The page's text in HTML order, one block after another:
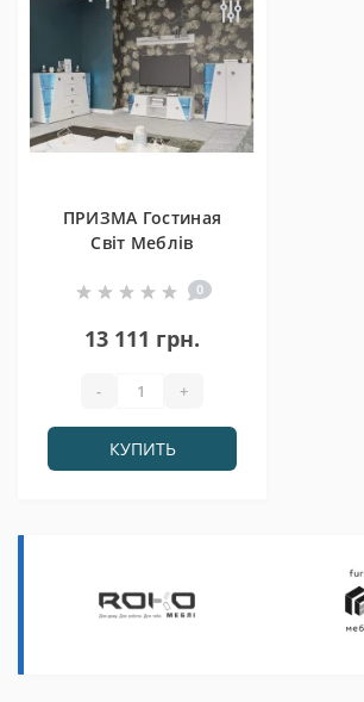
ПРИЗМА Гостиная
Світ Меблів
0
13 111 грн.
- +
КУПИТЬ